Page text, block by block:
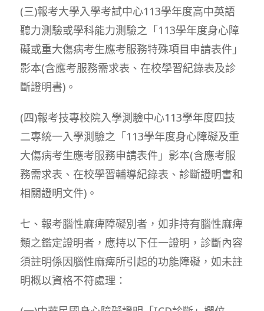
(三)報考大學入學考試中心113學年度高中英語
聽力測驗或學科能力測驗之「113學年度身心障
礙或重大傷病考生應考服務特殊項目申請表件」
影本(含應考服務需求表、在校學習紀錄表及診
斷證明書)。
(四)報考技專校院入學測驗中心113學年度四技
二專統一入學測驗之「113學年度身心障礙及重
大傷病考生應考服務申請表件」影本(含應考服
務需求表、在校學習輔導紀錄表、診斷證明書和
相關證明文件)。
七、報考腦性麻痺障礙別者，如非持有腦性麻痺
類之鑑定證明者，應持以下任一證明，診斷內容
須註明係因腦性麻痺所引起的功能障礙，如未註
明概以資格不符處理：